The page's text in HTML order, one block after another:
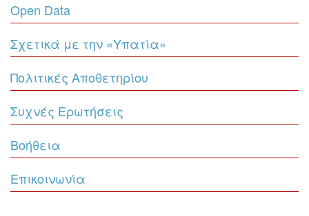
Open Data
Σχετικά με την «Υπατία»
Πολιτικές Αποθετηρίου
Συχνές Ερωτήσεις
Βοήθεια
Επικοινωνία